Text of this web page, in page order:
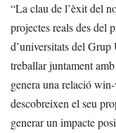
“La clau de l’èxit del
projectes reals des del
d’universitats del Grup
treballar juntament
genera una relació
descobreixen el seu
generar un impacte